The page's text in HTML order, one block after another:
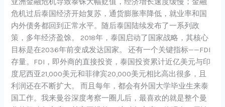
亚洲金融危机导致泰铢大幅贬值，经济增长速度缓慢；金融
危机过后泰国经济开始复苏，通货膨胀率降低，就业率和国
内外债务都回到正常水平。随后泰国陆续发布了一系列政
策，多年经济盈馀。 2018年，泰国启动了国家战略，其核心
目标是在2036年前变成发达国家。 还有一个关键指标——FDI
存量。FDI，即外商的直接投资，泰国投资累计近亿美元与印
度尼西亚21,000美元和菲律宾20,000美元相比高出很多，且
利润还在不断扩大。 而且每年，都会有外国大学毕业生来泰
国工作。我来曼谷深度考察一圈儿后，最喜欢的就是整个曼